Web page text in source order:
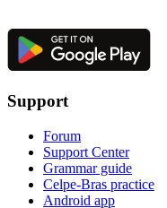
Support
Forum
Support Center
Grammar guide
Celpe-Bras practice
Android app